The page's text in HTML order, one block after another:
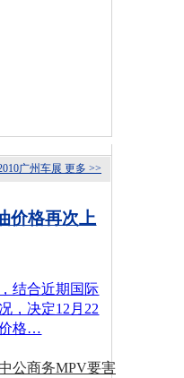
更多 >>
广州车展
价格再次上
结合近期国际
，决定12月22
格…
公商务MPV要害